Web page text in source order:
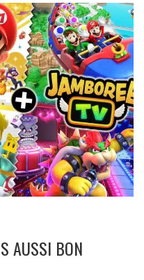
AUSSI BON